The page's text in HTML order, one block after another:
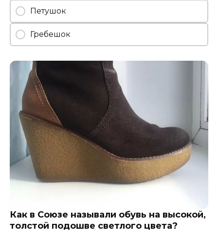
Петушок
Гребешок
Как в Союзе называли обувь на высокой,
толстой подошве светлого цвета?